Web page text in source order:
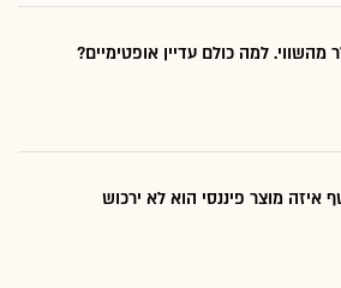
מהשווי. למה כולם עדיין אופטימיים?
מוצר פיננסי הוא לא ירכוש